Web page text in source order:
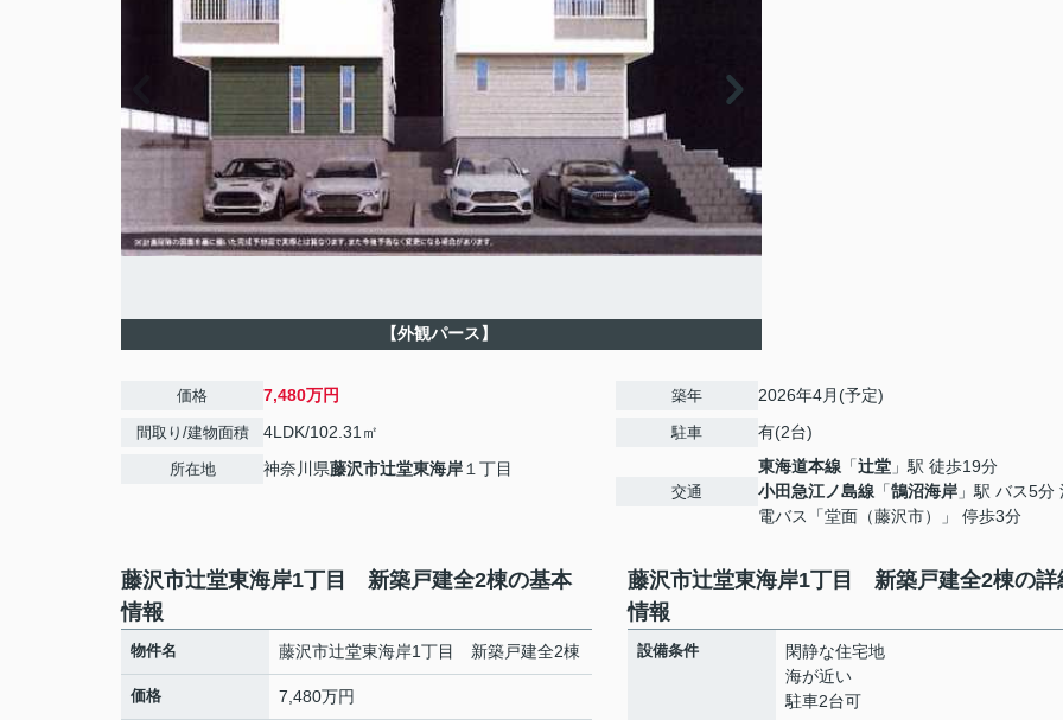
【外観パース】
価格 7,480万円
間取り/建物面積 4LDK/102.31㎡
所在地 神奈川県藤沢市辻堂東海岸 １丁目
築年 2026年4月(予定)
駐車 有(2台)
交通
東海道本線 「辻堂 」駅 徒歩19分
小田急江ノ島線 「鵠沼海岸 」駅 バス5分
電バス「堂面（藤沢市）」 停歩3分
藤沢市辻堂東海岸1丁目 新築戸建全2棟の基本
情報
物件名 藤沢市辻堂東海岸1丁目 新築戸建全2棟
価格 7,480万円
藤沢市辻堂東海岸1丁目 新築戸建全2棟の詳
情報
設備条件
閑静な住宅地
海が近い
駐車2台可